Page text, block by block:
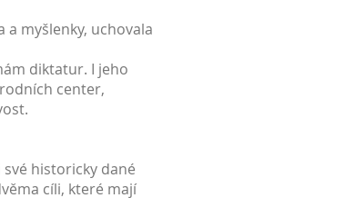
myšlenky, uchovala
diktatur. I jeho
center,
historicky dané
cíli, které mají